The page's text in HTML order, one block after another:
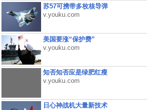
苏57可携带多枚核导弹
v.youku.com
美国要涨“保护费”
v.youku.com
知否知否应是绿肥红瘦
v.youku.com
日心神战机大量新技术